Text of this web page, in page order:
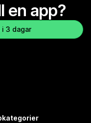
en app?
i 3 dagar